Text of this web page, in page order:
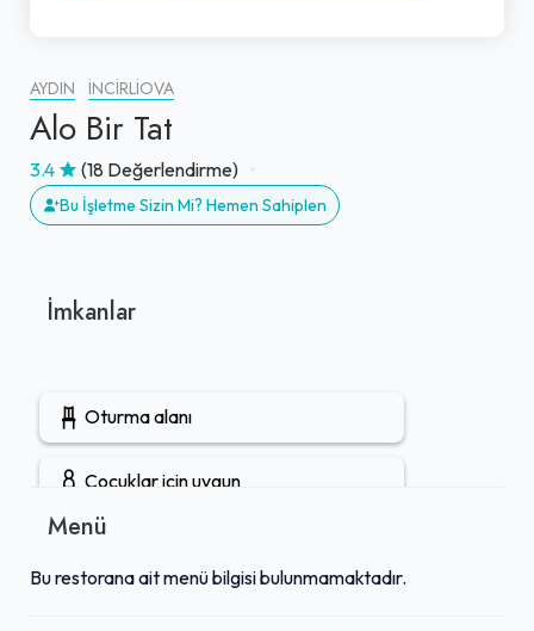
AYDIN İNCIRLIOVA
Alo Bir Tat
3.4 (18 Değerlendirme)
Bu İşletme Sizin Mi? Hemen Sahiplen
İmkanlar
Oturma alanı
Çocuklar için uygun
Menü
Bu restorana ait menü bilgisi bulunmamaktadır.